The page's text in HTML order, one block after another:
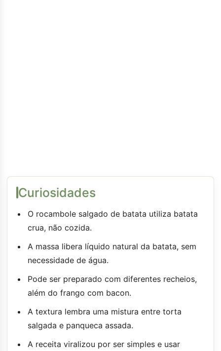
Curiosidades
O rocambole salgado de batata utiliza batata
crua, não cozida.
A massa libera líquido natural da batata, sem
necessidade de água.
Pode ser preparado com diferentes recheios,
além do frango com bacon.
A textura lembra uma mistura entre torta
salgada e panqueca assada.
A receita viralizou por ser simples e usar